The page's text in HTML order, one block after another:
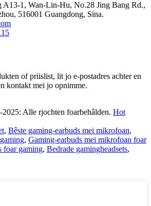
A13-1, Wan-Lin-Hu, No.28 Jing Bang Rd.,
516001 Guangdong, Sina.
of priislist, lit jo e-postadres achter en
kontakt mei jo opnimme.
Alle rjochten foarbehâlden. Hot
, Bêste gaming-earbuds mei mikrofoan,
, Gaming-earbuds mei mikrofoan foar
foar gaming, Bedrade gamingheadsets,